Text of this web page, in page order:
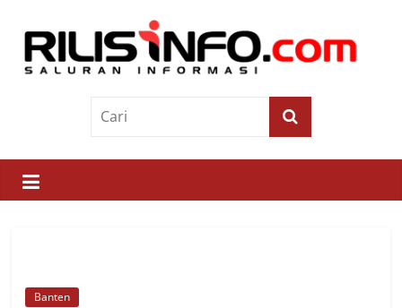
contentRilis
Saluran
Informasi
Banten